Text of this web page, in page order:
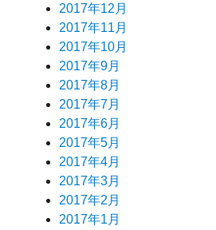
2017年12月
2017年11月
2017年10月
2017年9月
2017年8月
2017年7月
2017年6月
2017年5月
2017年4月
2017年3月
2017年2月
2017年1月